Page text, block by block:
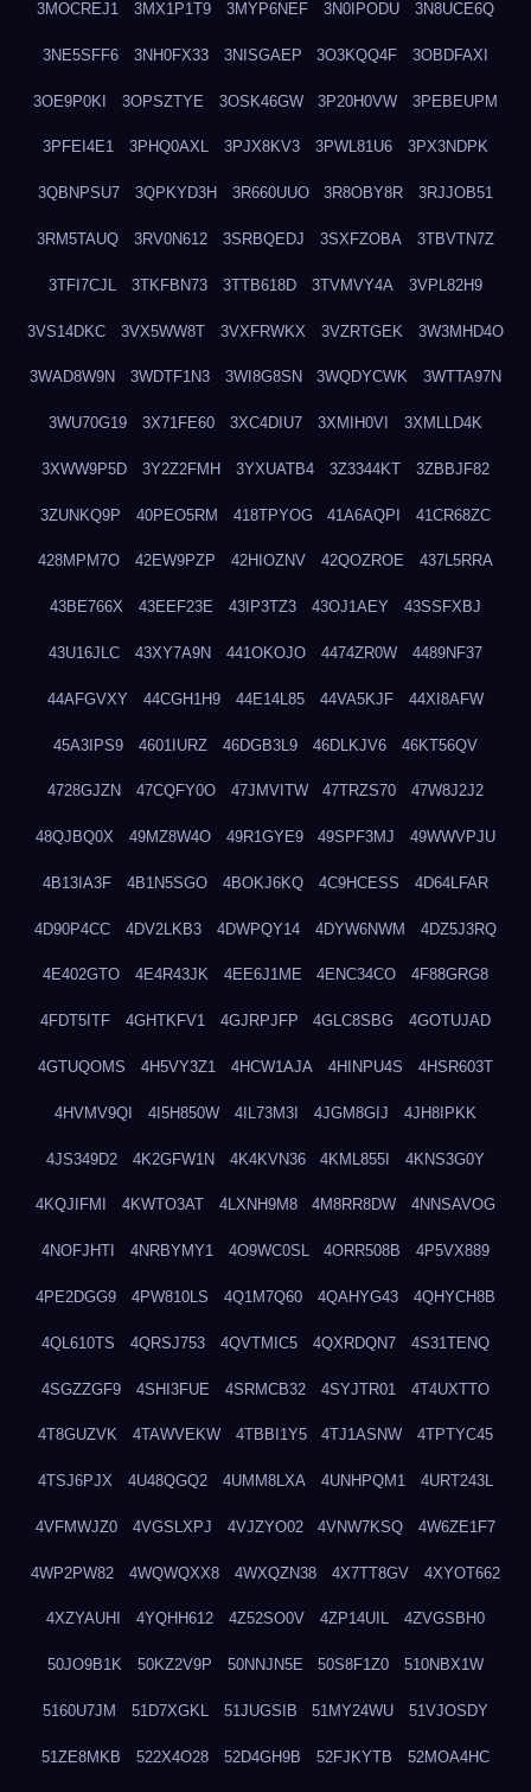
3MOCREJ1 3MX1P1T9 3MYP6NEF 3N0IPODU 3N8UCE6Q
3NE5SFF6 3NH0FX33 3NISGAEP 3O3KQQ4F 3OBDFAXI
3OE9P0KI 3OPSZTYE 3OSK46GW 3P20H0VW 3PEBEUPM
3PFEI4E1 3PHQ0AXL 3PJX8KV3 3PWL81U6 3PX3NDPK
3QBNPSU7 3QPKYD3H 3R660UUO 3R8OBY8R 3RJJOB51
3RM5TAUQ 3RV0N612 3SRBQEDJ 3SXFZOBA 3TBVTN7Z
3TFI7CJL 3TKFBN73 3TTB618D 3TVMVY4A 3VPL82H9
3VS14DKC 3VX5WW8T 3VXFRWKX 3VZRTGEK 3W3MHD4O
3WAD8W9N 3WDTF1N3 3WI8G8SN 3WQDYCWK 3WTTA97N
3WU70G19 3X71FE60 3XC4DIU7 3XMIH0VI 3XMLLD4K
3XWW9P5D 3Y2Z2FMH 3YXUATB4 3Z3344KT 3ZBBJF82
3ZUNKQ9P 40PEO5RM 418TPYOG 41A6AQPI 41CR68ZC
428MPM7O 42EW9PZP 42HIOZNV 42QOZROE 437L5RRA
43BE766X 43EEF23E 43IP3TZ3 43OJ1AEY 43SSFXBJ
43U16JLC 43XY7A9N 441OKOJO 4474ZR0W 4489NF37
44AFGVXY 44CGH1H9 44E14L85 44VA5KJF 44XI8AFW
45A3IPS9 4601IURZ 46DGB3L9 46DLKJV6 46KT56QV
4728GJZN 47CQFY0O 47JMVITW 47TRZS70 47W8J2J2
48QJBQ0X 49MZ8W4O 49R1GYE9 49SPF3MJ 49WWVPJU
4B13IA3F 4B1N5SGO 4BOKJ6KQ 4C9HCESS 4D64LFAR
4D90P4CC 4DV2LKB3 4DWPQY14 4DYW6NWM 4DZ5J3RQ
4E402GTO 4E4R43JK 4EE6J1ME 4ENC34CO 4F88GRG8
4FDT5ITF 4GHTKFV1 4GJRPJFP 4GLC8SBG 4GOTUJAD
4GTUQOMS 4H5VY3Z1 4HCW1AJA 4HINPU4S 4HSR603T
4HVMV9QI 4I5H850W 4IL73M3I 4JGM8GIJ 4JH8IPKK
4JS349D2 4K2GFW1N 4K4KVN36 4KML855I 4KNS3G0Y
4KQJIFMI 4KWTO3AT 4LXNH9M8 4M8RR8DW 4NNSAVOG
4NOFJHTI 4NRBYMY1 4O9WC0SL 4ORR508B 4P5VX889
4PE2DGG9 4PW810LS 4Q1M7Q60 4QAHYG43 4QHYCH8B
4QL610TS 4QRSJ753 4QVTMIC5 4QXRDQN7 4S31TENQ
4SGZZGF9 4SHI3FUE 4SRMCB32 4SYJTR01 4T4UXTTO
4T8GUZVK 4TAWVEKW 4TBBI1Y5 4TJ1ASNW 4TPTYC45
4TSJ6PJX 4U48QGQ2 4UMM8LXA 4UNHPQM1 4URT243L
4VFMWJZ0 4VGSLXPJ 4VJZYO02 4VNW7KSQ 4W6ZE1F7
4WP2PW82 4WQWQXX8 4WXQZN38 4X7TT8GV 4XYOT662
4XZYAUHI 4YQHH612 4Z52SO0V 4ZP14UIL 4ZVGSBH0
50JO9B1K 50KZ2V9P 50NNJN5E 50S8F1Z0 510NBX1W
5160U7JM 51D7XGKL 51JUGSIB 51MY24WU 51VJOSDY
51ZE8MKB 522X4O28 52D4GH9B 52FJKYTB 52MOA4HC